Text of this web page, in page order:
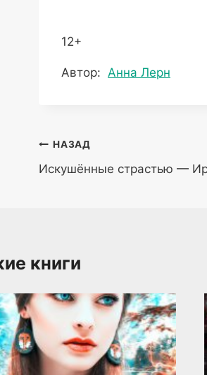
12+
Метки
Автор: Анна Лерн
Навигация
по
НАЗАД
Искушённые страстью —
книги